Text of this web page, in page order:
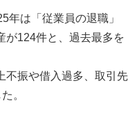
年は「従業員の退職」
が124件と、過去最多を
不振や借入過多、取引先
。